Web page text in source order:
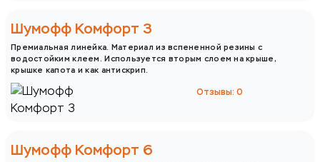
Шумофф Комфорт 3
Премиальная линейка. Материал из вспененной резины с
водостойким клеем. Используется вторым слоем на крыше,
крышке капота и как антискрип.
Отзывы: 0
Шумофф Комфорт 6